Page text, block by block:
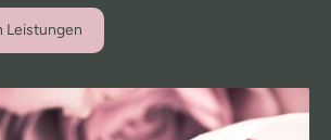
Leistungen